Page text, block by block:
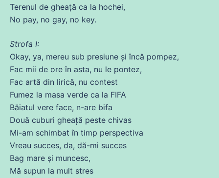
Terenul de gheață ca la hochei,
No pay, no gay, no key.
Strofa I:
Okay, ya, mereu sub presiune și încă pompez,
Fac mii de ore în asta, nu le pontez,
Fac artă din lirică, nu contest
Fumez la masa verde ca la FIFA
Băiatul vere face, n-are bifa
Două cuburi gheață peste chivas
Mi-am schimbat în timp perspectiva
Vreau succes, da, dă-mi succes
Bag mare și muncesc,
Mă supun la mult stres